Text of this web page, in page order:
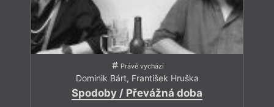
Právě vychází
Dominik Bárt, František Hruška
Spodoby / Převážná doba